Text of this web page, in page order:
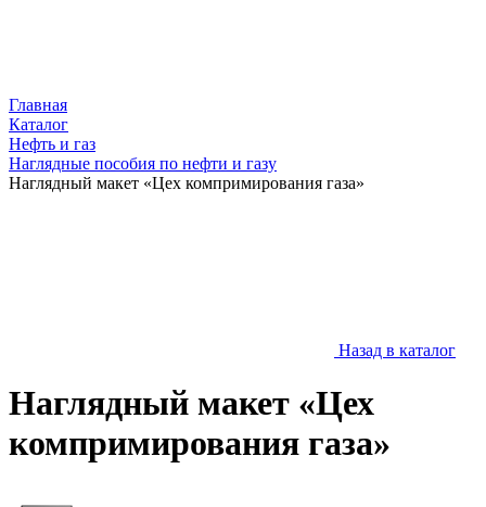
Главная
Каталог
Нефть и газ
Наглядные пособия по нефти и газу
Наглядный макет «Цех компримирования газа»
Назад в каталог
Наглядный макет «Цех
компримирования газа»